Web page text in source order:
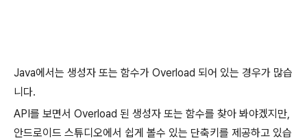
Java에서는 생성자 또는 함수가 Overload 되어 있는 경우가 많습
니다.
API를 보면서 Overload 된 생성자 또는 함수를 찾아 봐야겠지만,
안드로이드 스튜디오에서 쉽게 볼수 있는 단축키를 제공하고 있습